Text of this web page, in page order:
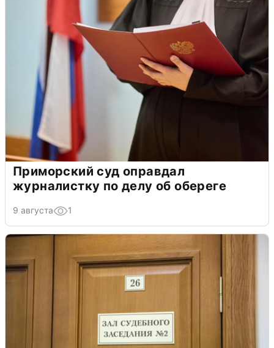
Приморский суд оправдал
журналистку по делу об обереге
9 августа 1